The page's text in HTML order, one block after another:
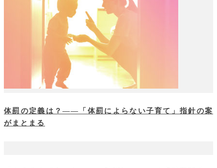
体罰の定義は？――「体罰によらない子育て」指針の案
がまとまる